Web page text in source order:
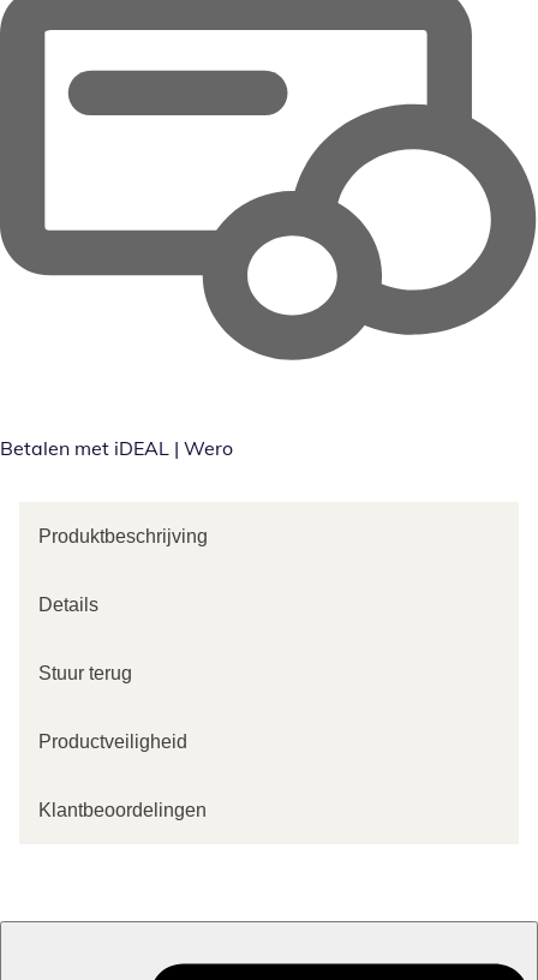
Betalen met iDEAL | Wero
Produktbeschrijving
Details
Stuur terug
Productveiligheid
Klantbeoordelingen